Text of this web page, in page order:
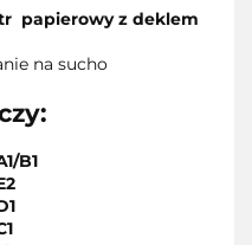
papierowy z deklem
na sucho
B1